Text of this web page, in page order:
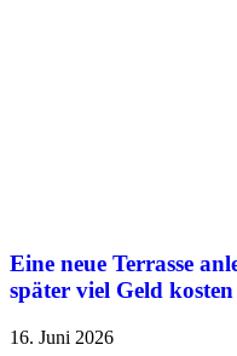
Eine neue Terrasse
später viel Geld kosten
16. Juni 2026